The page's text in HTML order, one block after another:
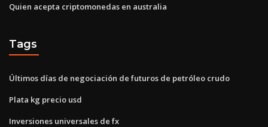
Quien acepta criptomonedas en australia
Tags
Últimos días de negociación de futuros de petróleo crudo
Plata kg precio usd
Inversiones universales de fx